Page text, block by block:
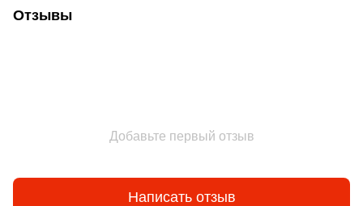
Отзывы
Добавьте первый отзыв
Написать отзыв